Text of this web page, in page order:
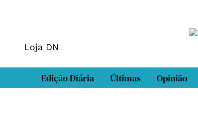
Loja DN
Edição Diária Últimas Opinião